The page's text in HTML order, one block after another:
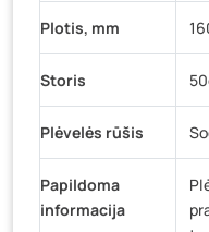
Plotis, mm
Storis
Plėvelės rūšis
Papildoma
informacija